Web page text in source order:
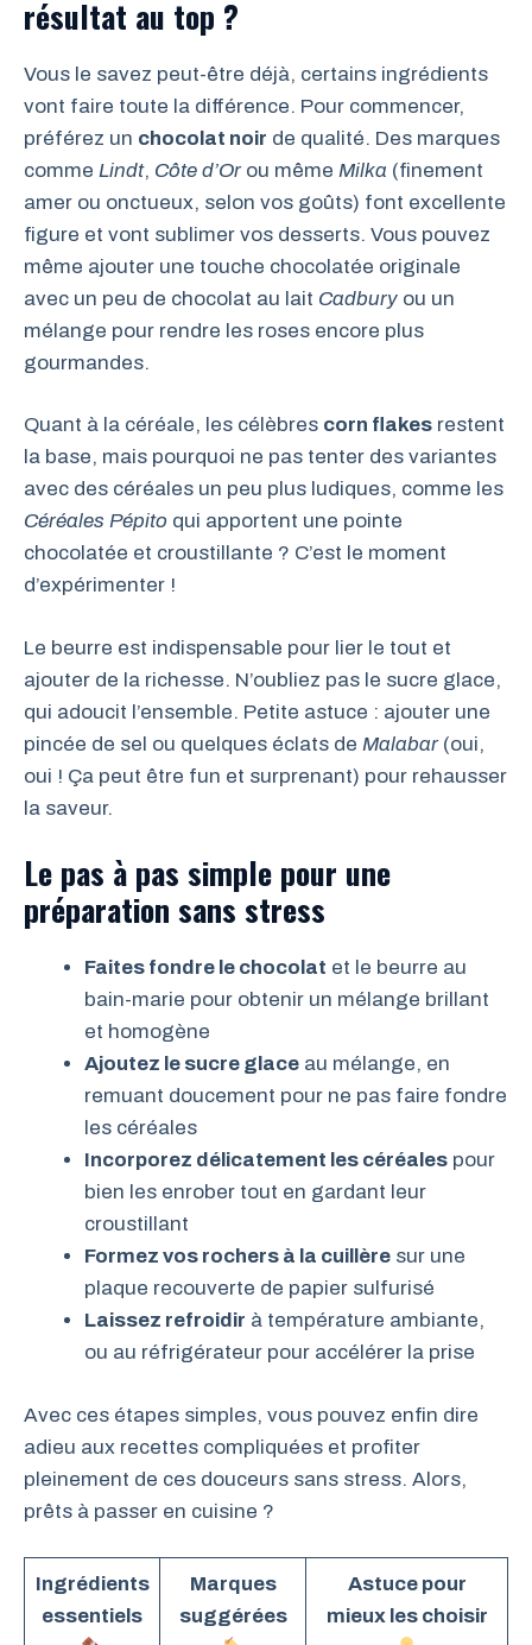
résultat au top ?
Vous le savez peut-être déjà, certains ingrédients
vont faire toute la différence. Pour commencer,
préférez un chocolat noir de qualité. Des marques
comme Lindt, Côte d’Orou même Milka (finement
amer ou onctueux, selon vos goûts) font excellente
figure et vont sublimer vos desserts. Vous pouvez
même ajouter une touche chocolatée originale
avec un peu de chocolat au lait Cadbury ou un
mélange pour rendre les roses encore plus
gourmandes.
Quant à la céréale, les célèbres corn flakes restent
la base, mais pourquoi ne pas tenter des variantes
avec des céréales un peu plus ludiques, comme les
Céréales Pépito qui apportent une pointe
chocolatée et croustillante ? C’est le moment
d’expérimenter !
Le beurre est indispensable pour lier le tout et
ajouter de la richesse. N’oubliez pas le sucre glace,
qui adoucit l’ensemble. Petite astuce : ajouter une
pincée de sel ou quelques éclats de Malabar(oui,
oui ! Ça peut être fun et surprenant) pour rehausser
la saveur.
Le pas à pas simple pour une
préparation sans stress
Faites fondre le chocolat et le beurre au
bain-marie pour obtenir un mélange brillant
et homogène
Ajoutez le sucre glace au mélange, en
remuant doucement pour ne pas faire fondre
les céréales
Incorporez délicatement les céréales pour
bien les enrober tout en gardant leur
croustillant
Formez vos rochers à la cuillère sur une
plaque recouverte de papier sulfurisé
Laissez refroidir à température ambiante,
ou au réfrigérateur pour accélérer la prise
Avec ces étapes simples, vous pouvez enfin dire
adieu aux recettes compliquées et profiter
pleinement de ces douceurs sans stress. Alors,
prêts à passer en cuisine ?
Ingrédients
essentiels
Marques
suggérées
Astuce pour
mieux les choisir